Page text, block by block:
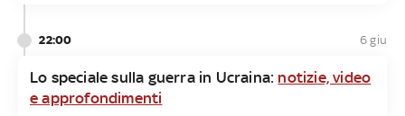
22:00 6 giu
Lo speciale sulla guerra in Ucraina: notizie, video
e approfondimenti